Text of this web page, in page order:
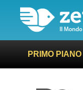
PRIMO PIANO